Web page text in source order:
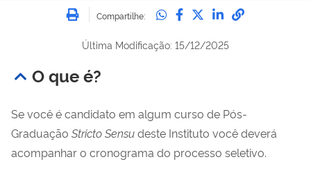
Imprimir
Compartilhe: Compartilhe no
Compartilhe no
Compartilhe no
Compartilhe
Última Modificação: 15/12/2025
O que é?
Se você é candidato em algum curso de Pós-
Graduação Stricto Sensudeste Instituto você deverá
acompanhar o cronograma do processo seletivo.